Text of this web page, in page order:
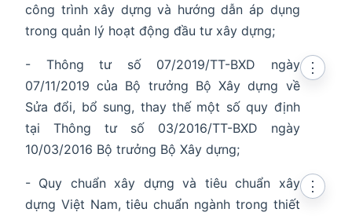
công trình xây dựng và hướng dẫn áp dụng
trong quản lý hoạt động đầu tư xây dựng;
- Thông tư số 07/2019/TT-BXD ngày
07/11/2019 của Bộ trưởng Bộ Xây dựng về
Sửa đổi, bổ sung, thay thế một số quy định
tại Thông tư số 03/2016/TT-BXD ngày
10/03/2016 Bộ trưởng Bộ Xây dựng;
⋮
- Quy chuẩn xây dựng và tiêu chuẩn xây
dựng Việt Nam, tiêu chuẩn ngành trong thiết
⋮